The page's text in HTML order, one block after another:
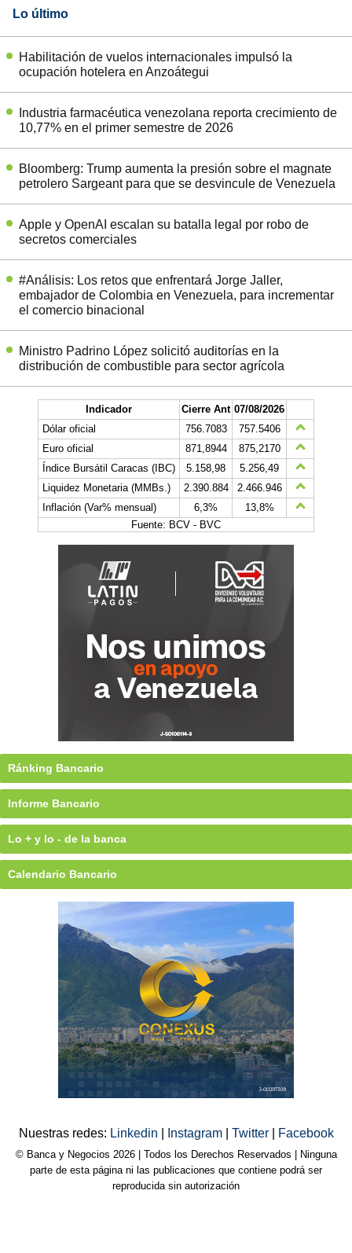
Lo último
Habilitación de vuelos internacionales impulsó la
ocupación hotelera en Anzoátegui
Industria farmacéutica venezolana reporta crecimiento de
10,77% en el primer semestre de 2026
Bloomberg: Trump aumenta la presión sobre el magnate
petrolero Sargeant para que se desvincule de Venezuela
Apple y OpenAI escalan su batalla legal por robo de
secretos comerciales
#Análisis: Los retos que enfrentará Jorge Jaller,
embajador de Colombia en Venezuela, para incrementar
el comercio binacional
Ministro Padrino López solicitó auditorías en la
distribución de combustible para sector agrícola
Indicador Cierre Ant 07/08/2026
Dólar oficial
756.7083
757.5406
Euro oficial
871,8944
875,2170
Índice Bursátil Caracas (IBC)
5.158,98
5.256,49
Liquidez Monetaria (MMBs.)
2.390.884
2.466.946
Inflación (Var% mensual)
6,3%
13,8%
Fuente: BCV - BVC
Ránking Bancario
Informe Bancario
Lo + y lo - de la banca
Calendario Bancario
Nuestras redes: Linkedin Instagram Twitter Facebook
© Banca y Negocios 2026 | Todos los Derechos Reservados | Ninguna
parte de esta página ni las publicaciones que contiene podrá ser
reproducida sin autorización